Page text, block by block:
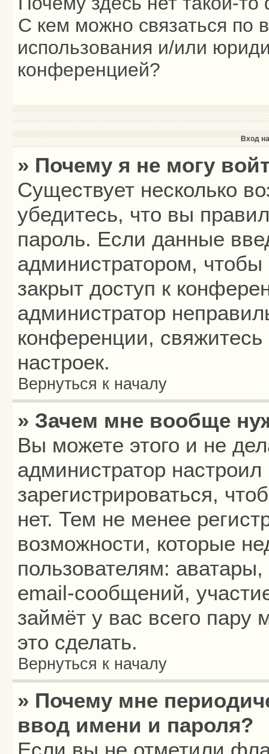
С кем можно связаться по
использования и/или
конференцией?
Вход
» Почему я не могу
Существует несколько
убедитесь, что вы
пароль. Если данные
администратором,
закрыт доступ к
администратор
конференции,
настроек.
Вернуться к началу
» Зачем мне вообще
Вы можете этого и не
администратор
зарегистрироваться,
нет. Тем не менее
возможности, которые
пользователям:
email-сообщений,
займёт у вас всего
это сделать.
Вернуться к началу
» Почему мне
ввод имени и пароля?